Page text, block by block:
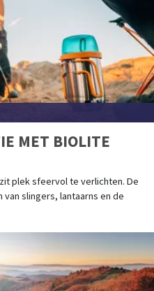
MET BIOLITE
plek sfeervol te verlichten. De
van slingers, lantaarns en de